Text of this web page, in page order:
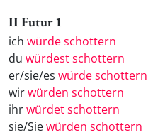
II Futur 1
ich würde schottern
du würdest schottern
er/sie/es würde schottern
wirwürden schottern
ihrwürdet schottern
sie/Siewürden schottern